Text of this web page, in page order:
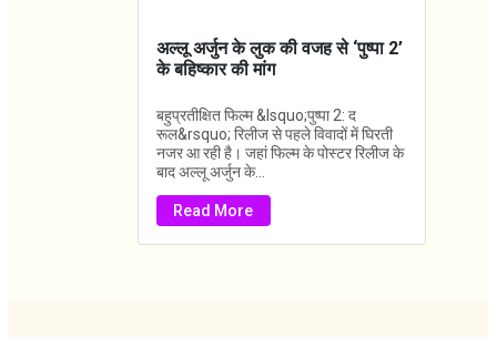
अल्लू अर्जुन के लुक की वजह से ‘पुष्पा 2’
के बहिष्कार की मांग
बहुप्रतीक्षित फिल्म &lsquo;पुष्पा 2: द
रूल&rsquo; रिलीज से पहले विवादों में घिरती
नजर आ रही है। जहां फिल्म के पोस्टर रिलीज के
बाद अल्लू अर्जुन के...
Read More